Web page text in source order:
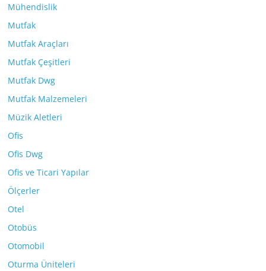
Mühendislik
Mutfak
Mutfak Araçları
Mutfak Çeşitleri
Mutfak Dwg
Mutfak Malzemeleri
Müzik Aletleri
Ofis
Ofis Dwg
Ofis ve Ticari Yapılar
Ölçerler
Otel
Otobüs
Otomobil
Oturma Üniteleri